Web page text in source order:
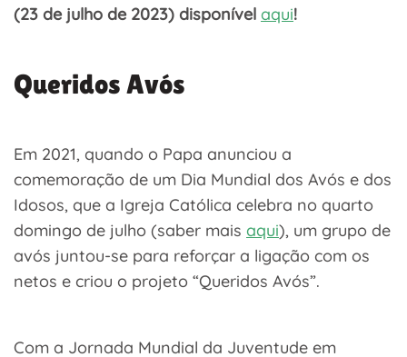
(23 de julho de 2023) disponível aqui!
Queridos Avós
Em 2021, quando o Papa anunciou a
comemoração de um Dia Mundial dos Avós e dos
Idosos, que a Igreja Católica celebra no quarto
domingo de julho (saber mais aqui), um grupo de
avós juntou-se para reforçar a ligação com os
netos e criou o projeto “Queridos Avós”.
Com a Jornada Mundial da Juventude em